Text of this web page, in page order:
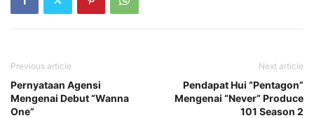
Previous article
Pernyataan Agensi
Mengenai Debut “Wanna
One”
Next article
Pendapat Hui “Pentagon”
Mengenai “Never” Produce
101 Season 2